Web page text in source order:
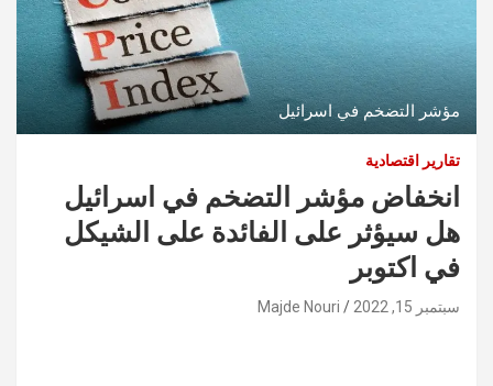
مؤشر التضخم في اسرائيل
تقارير اقتصادية
انخفاض مؤشر التضخم في اسرائيل
هل سيؤثر على الفائدة على الشيكل
في اكتوبر
سبتمبر 15, 2022 Majde Nouri